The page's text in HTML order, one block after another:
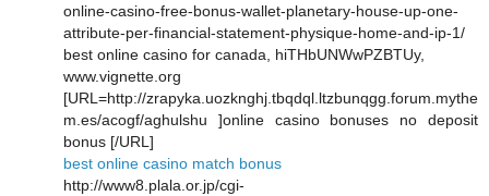
online-casino-free-bonus-wallet-planetary-house-up-one-
attribute-per-financial-statement-physique-home-and-ip-1/
best online casino for canada, hiTHbUNWwPZBTUy,
www.vignette.org
[URL=http://zrapyka.uozknghj.tbqdql.ltzbunqgg.forum.mythe
m.es/acogf/aghulshu ]online casino bonuses no deposit
bonus [/URL]
best online casino match bonus
http://www8.plala.or.jp/cgi-